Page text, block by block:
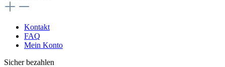
Kontakt
FAQ
Mein Konto
Sicher bezahlen